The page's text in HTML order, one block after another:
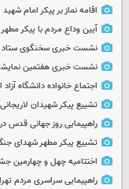
اقامه نماز بر پیکر امام
آیین وداع مردم با پیکر
نشست خبری سخنگوی ستاد
نشست خبری هفتمین
اجتماع خانواده دانشگاه
تشییع پیکر شهیدان
راهپیمایی روز جهانی قدس
تشییع پیکر مطهر شهدای
اختتامیه چهل و چهارمین
راهپیمایی سراسری مردم تهران در